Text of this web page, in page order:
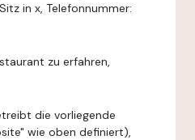
in x, Telefonnummer:
zu erfahren,
die vorliegende
wie oben definiert),